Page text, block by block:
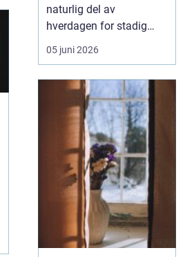
naturlig del av
hverdagen for stadig
flere som ønsker en
praktisk, rask og sikker
hjemme eller på jobb.
Flere oppdager hvor mye
mer oversiktlig
hverdagen blir når
laderen har fast plass,
kabelen henger r...
05 juni 2026